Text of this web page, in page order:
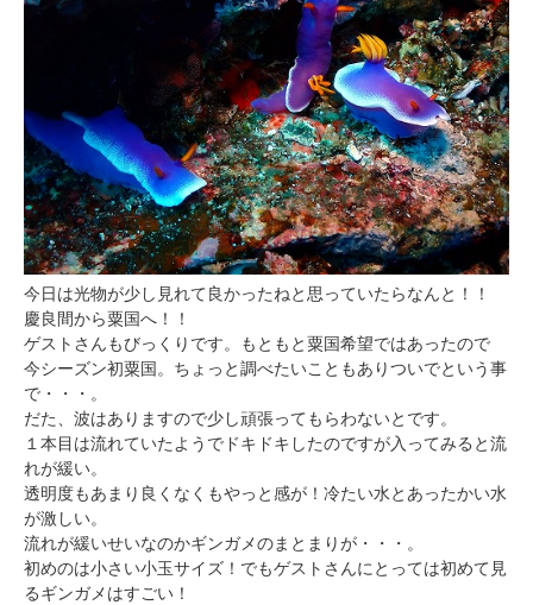
今日は光物が少し見れて良かったねと思っていたらなんと！！
慶良間から粟国へ！！
ゲストさんもびっくりです。もともと粟国希望ではあったので
今シーズン初粟国。ちょっと調べたいこともありついでという事
で・・・。
だた、波はありますので少し頑張ってもらわないとです。
１本目は流れていたようでドキドキしたのですが入ってみると流
れが緩い。
透明度もあまり良くなくもやっと感が！冷たい水とあったかい水
が激しい。
流れが緩いせいなのかギンガメのまとまりが・・・。
初めのは小さい小玉サイズ！でもゲストさんにとっては初めて見
るギンガメはすごい！